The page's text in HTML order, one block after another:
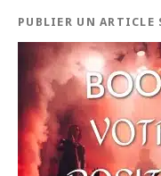
PUBLIER UN ARTICLE